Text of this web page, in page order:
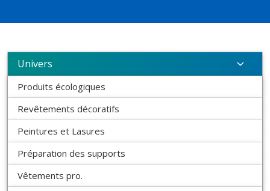
Univers
Produits écologiques
Revêtements décoratifs
Peintures et Lasures
Préparation des supports
Vêtements pro.